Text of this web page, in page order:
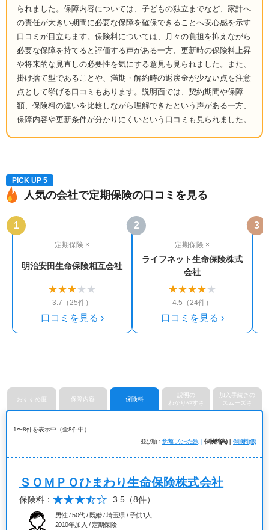
られました。保障内容については、子どもの独立までなど、家計へ
の責任が大きい期間に必要な保障を確保できることへ安心感を示す
口コミが目立ちます。保険料については、月々の負担を抑えながら
必要な保障を持てると評価する声がある一方、更新時の保険料上昇
や将来的な見直しの必要性を気にする意見も見られました。また、
掛け捨て型であることや、満期・解約時の返戻金が少ない点を注意
点として挙げる口コミもあります。説明面では、契約期間や保障
額、保険料の違いを比較しながら理解できたという声がある一方、
保障内容や更新条件が分かりにくいという口コミも見られました。
人気の会社で定期保険の口コミを見る
PICK UP 5
1
定期保険 ×
明治安田生命保険相互会社
★★★★ ★
3.7（25件）
口コミを見る ›
2
定期保険 ×
ライフネット生命保険株式
会社
★★★★★
4.5（24件）
口コミを見る ›
3
おすすめ度 保障内容 保険料
説明の
わかりやすさ
加入手続きの
スムーズさ
1〜8件を表示中（全8件中）
並び順
参考になった数 保険料(高) 保険料(低)
ＳＯＭＰＯひまわり生命保険株式会社
保険料： 3.5 （8件）
男性 / 50代 / 既婚 / 埼玉県 / 子供1人
2010年加入 / 定期保険